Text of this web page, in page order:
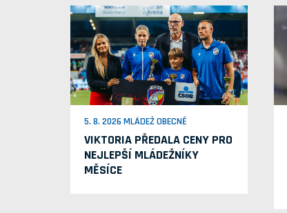
5. 8. 2026 MLÁDEŽ OBECNĚ
VIKTORIA PŘEDALA CENY PRO
NEJLEPŠÍ MLÁDEŽNÍKY
MĚSÍCE